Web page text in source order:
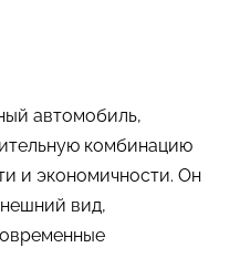
автомобиль,
комбинацию
и экономичности. Он
вид,